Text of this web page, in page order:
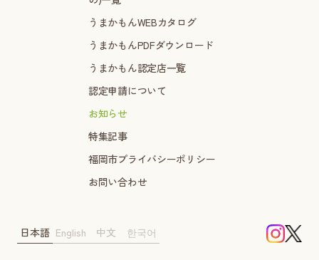
うまかもんWEBカタログ
うまかもんPDFダウンロード
うまかもん認定店一覧
認定申請について
お知らせ
特集記事
福岡市プライバシーポリシー
お問い合わせ
日本語 English 中文 한국어